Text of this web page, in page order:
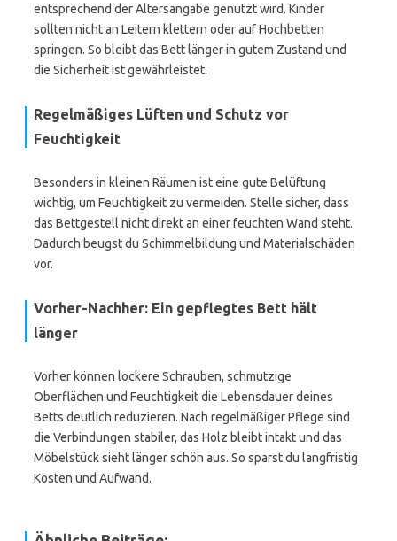
entsprechend der Altersangabe genutzt wird. Kinder
sollten nicht an Leitern klettern oder auf Hochbetten
springen. So bleibt das Bett länger in gutem Zustand und
die Sicherheit ist gewährleistet.
Regelmäßiges Lüften und Schutz vor
Feuchtigkeit
Besonders in kleinen Räumen ist eine gute Belüftung
wichtig, um Feuchtigkeit zu vermeiden. Stelle sicher, dass
das Bettgestell nicht direkt an einer feuchten Wand steht.
Dadurch beugst du Schimmelbildung und Materialschäden
vor.
Vorher-Nachher: Ein gepflegtes Bett hält
länger
Vorher können lockere Schrauben, schmutzige
Oberflächen und Feuchtigkeit die Lebensdauer deines
Betts deutlich reduzieren. Nach regelmäßiger Pflege sind
die Verbindungen stabiler, das Holz bleibt intakt und das
Möbelstück sieht länger schön aus. So sparst du langfristig
Kosten und Aufwand.